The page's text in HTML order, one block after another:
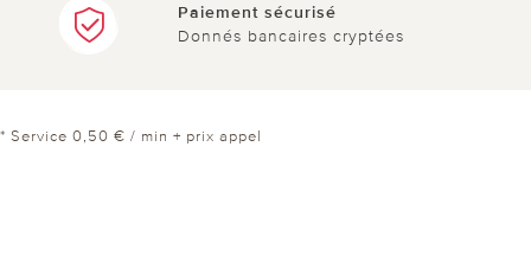
Paiement sécurisé
Donnés bancaires cryptées
* Service 0,50 € / min + prix appel